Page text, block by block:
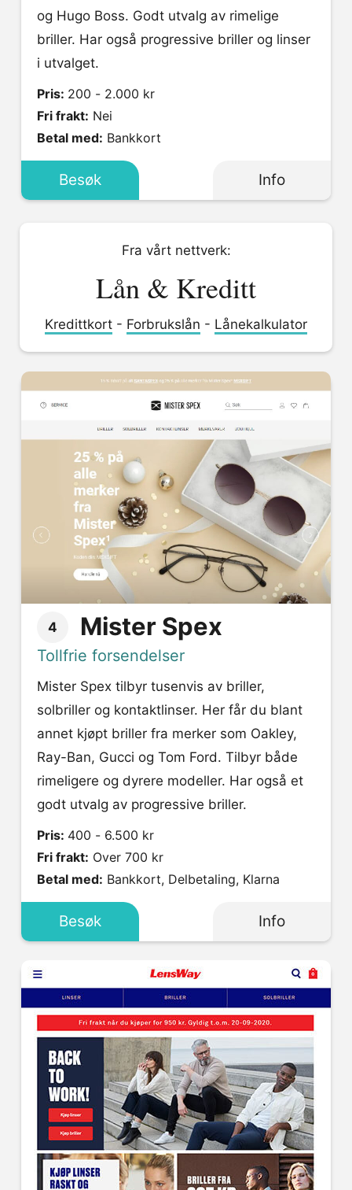
og Hugo Boss. Godt utvalg av rimelige
briller. Har også progressive briller og linser
i utvalget.
Pris: 200 - 2.000 kr
Fri frakt: Nei
Betal med: Bankkort
Besøk Info
Fra vårt nettverk:
Lån & Kreditt
Kredittkort - Forbrukslån - Lånekalkulator
4 Mister Spex
Tollfrie forsendelser
Mister Spex tilbyr tusenvis av briller,
solbriller og kontaktlinser. Her får du blant
annet kjøpt briller fra merker som Oakley,
Ray-Ban, Gucci og Tom Ford. Tilbyr både
rimeligere og dyrere modeller. Har også et
godt utvalg av progressive briller.
Pris: 400 - 6.500 kr
Fri frakt: Over 700 kr
Betal med: Bankkort, Delbetaling, Klarna
Besøk Info